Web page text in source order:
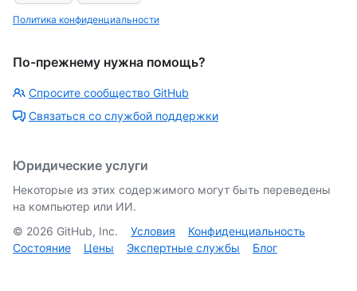
Политика конфиденциальности
По-прежнему нужна помощь?
Спросите сообщество GitHub
Связаться со службой поддержки
Юридические услуги
Некоторые из этих содержимого могут быть переведены
на компьютер или ИИ.
© 2026 GitHub, Inc. Условия
Конфиденциальность
Состояние
Цены Экспертные службы Блог